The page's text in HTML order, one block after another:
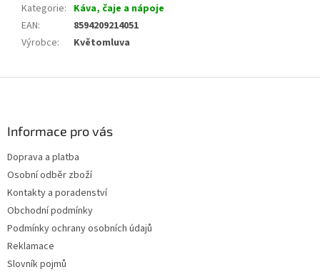
Kategorie: Káva, čaje a nápoje
EAN:
8594209214051
Výrobce: Květomluva
Informace pro vás
Doprava a platba
Osobní odběr zboží
Kontakty a poradenství
Obchodní podmínky
Podmínky ochrany osobních údajů
Reklamace
Slovník pojmů